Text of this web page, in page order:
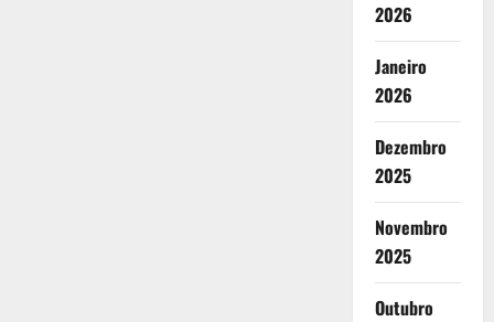
2026
Janeiro
2026
Dezembro
2025
Novembro
2025
Outubro